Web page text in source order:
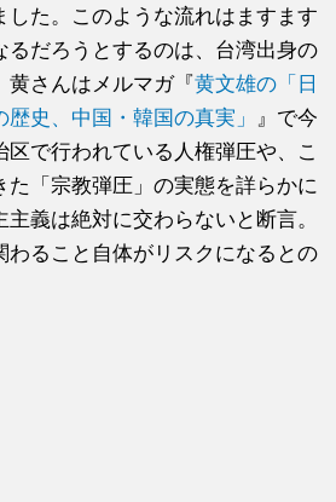
した。このような流れはますます
るだろうとするのは、台湾出身の
黄さんはメルマガ『黄文雄の「日
史、中国・韓国の真実」
』で今
区で行われている人権弾圧や、こ
た「宗教弾圧」の実態を詳らかに
義は絶対に交わらないと断言。
わること自体がリスクになるとの